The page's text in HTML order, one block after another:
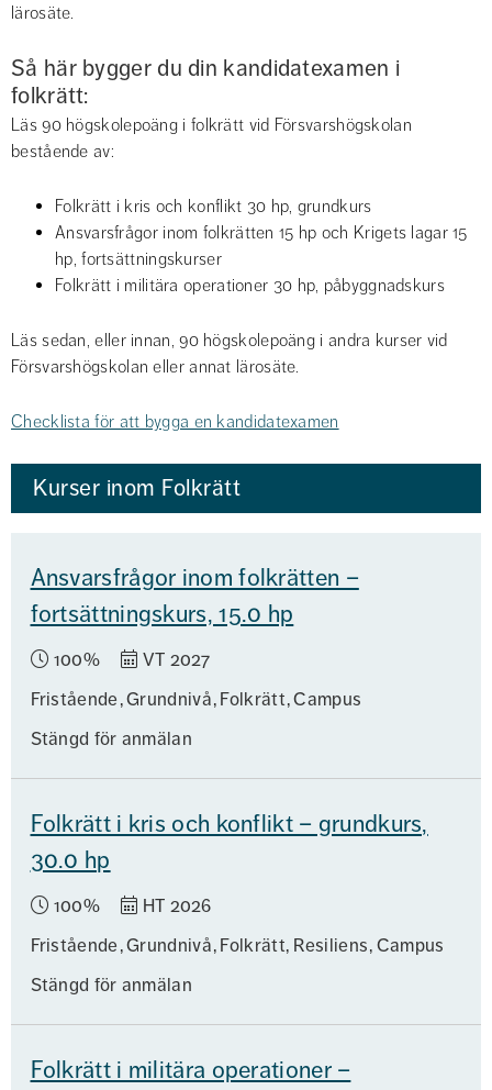
lärosäte.
Så här bygger du din kandidatexamen i
folkrätt:
Läs 90 högskolepoäng i folkrätt vid Försvarshögskolan
bestående av:
Folkrätt i kris och konflikt 30 hp, grundkurs
Ansvarsfrågor inom folkrätten 15 hp och Krigets lagar 15
hp, fortsättningskurser
Folkrätt i militära operationer 30 hp, påbyggnadskurs
Läs sedan, eller innan, 90 högskolepoäng i andra kurser vid
Försvarshögskolan eller annat lärosäte.
Checklista för att bygga en kandidatexamen
Kurser inom Folkrätt
Ansvarsfrågor inom folkrätten –
fortsättningskurs, 15.0 hp
100%
VT 2027
Fristående Grundnivå FolkrättCampus
Stängd för anmälan
Folkrätt i kris och konflikt – grundkurs,
30.0 hp
100%
HT 2026
Fristående Grundnivå Folkrätt, ResiliensCampus
Stängd för anmälan
Folkrätt i militära operationer –